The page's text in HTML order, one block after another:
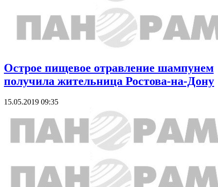
Острое пищевое отравление шампунем
получила жительница Ростова-на-Дону
15.05.2019 09:35